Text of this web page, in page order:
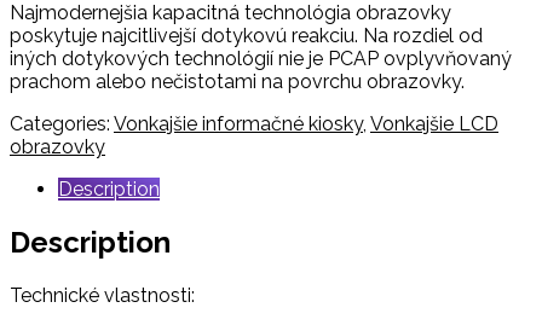
Najmodernejšia kapacitná technológia obrazovky
poskytuje najcitlivejší dotykovú reakciu. Na rozdiel od
iných dotykových technológií nie je PCAP ovplyvňovaný
prachom alebo nečistotami na povrchu obrazovky.
Categories: Vonkajšie informačné kiosky, Vonkajšie LCD
obrazovky
Description
Description
Technické vlastnosti: